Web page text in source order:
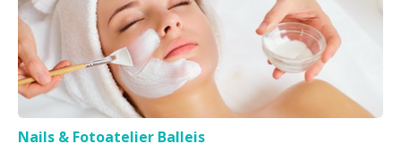
Nails & Fotoatelier Balleis